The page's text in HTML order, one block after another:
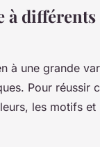
à différents
à une grande
Pour réussir
les motifs